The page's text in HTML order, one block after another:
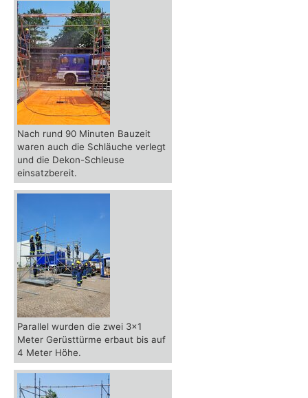
Nach rund 90 Minuten Bauzeit
waren auch die Schläuche verlegt
und die Dekon-Schleuse
einsatzbereit.
Parallel wurden die zwei 3x1
Meter Gerüsttürme erbaut bis auf
4 Meter Höhe.